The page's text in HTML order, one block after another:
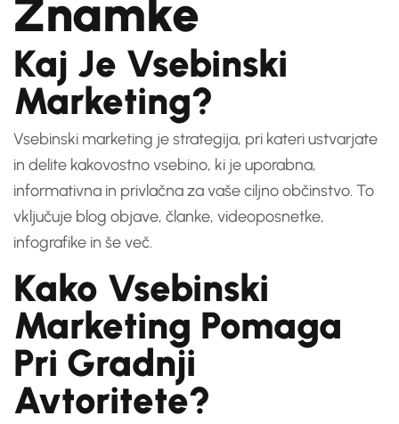
Znamke
Kaj Je Vsebinski
Marketing?
Vsebinski marketing je strategija, pri kateri ustvarjate
in delite kakovostno vsebino, ki je uporabna,
informativna in privlačna za vaše ciljno občinstvo. To
vključuje blog objave, članke, videoposnetke,
infografike in še več.
Kako Vsebinski
Marketing Pomaga
Pri Gradnji
Avtoritete?